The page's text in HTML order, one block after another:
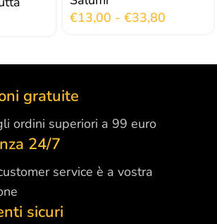
€13,00 - €33,80
gratuite
ordini superiori a 99 euro
24/7
service è a vostra
sicuri